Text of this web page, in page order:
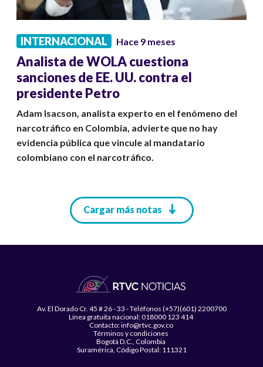
INTERNACIONAL Hace 9 meses
Analista de WOLA cuestiona
sanciones de EE. UU. contra el
presidente Petro
Adam Isacson, analista experto en el fenómeno del
narcotráfico en Colombia, advierte que no hay
evidencia pública que vincule al mandatario
colombiano con el narcotráfico.
Cargar más notas
Av. El Dorado Cr. 45 # 26 - 33 - Teléfonos (+57)(601) 2200700
Línea gratuita nacional: 018000 123 414
Contacto: info@rtvc.gov.co
Términos y condiciones
Bogotá D.C., Colombia
Suramérica, Código Postal: 111321